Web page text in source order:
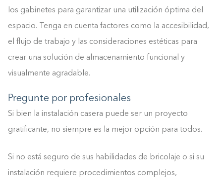
los gabinetes para garantizar una utilización óptima del
espacio. Tenga en cuenta factores como la accesibilidad,
el flujo de trabajo y las consideraciones estéticas para
crear una solución de almacenamiento funcional y
visualmente agradable.
Pregunte por profesionales
Si bien la instalación casera puede ser un proyecto
gratificante, no siempre es la mejor opción para todos.
Si no está seguro de sus habilidades de bricolaje o si su
instalación requiere procedimientos complejos,